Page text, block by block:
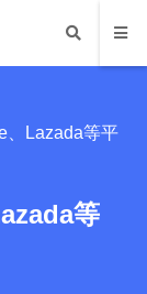
、Lazada等平
等